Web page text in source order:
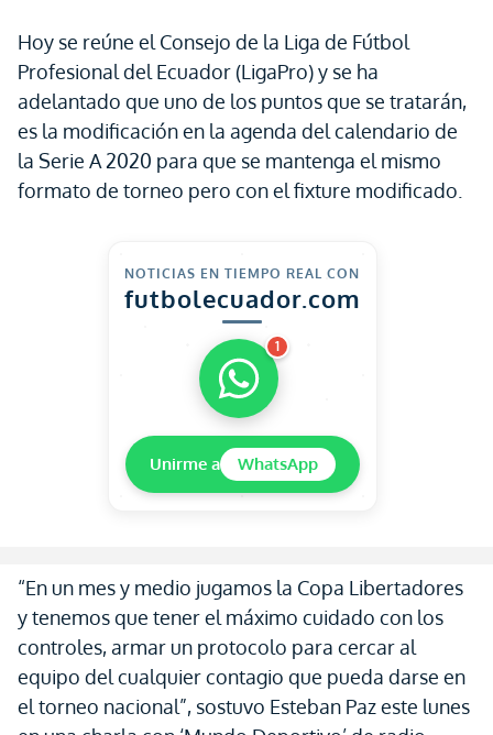
Hoy se reúne el Consejo de la Liga de Fútbol
Profesional del Ecuador (LigaPro) y se ha
adelantado que uno de los puntos que se tratarán,
es la modificación en la agenda del calendario de
la Serie A 2020 para que se mantenga el mismo
formato de torneo pero con el fixture modificado.
NOTICIAS EN TIEMPO REAL CON
futbolecuador.com
1
Unirme a WhatsApp
“En un mes y medio jugamos la Copa Libertadores
y tenemos que tener el máximo cuidado con los
controles, armar un protocolo para cercar al
equipo del cualquier contagio que pueda darse en
el torneo nacional”, sostuvo Esteban Paz este lunes